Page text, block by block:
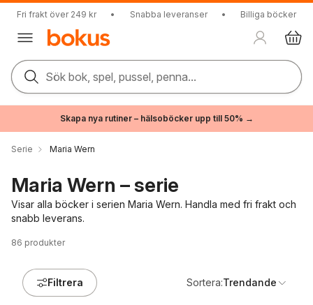
Fri frakt över 249 kr • Snabba leveranser • Billiga böcker
Sök bok, spel, pussel, penna...
Skapa nya rutiner – hälsoböcker upp till 50% →
Serie Maria Wern
Maria Wern – serie
Visar alla böcker i serien Maria Wern. Handla med fri frakt och
snabb leverans.
86 produkter
Filtrera Sortera:Trendande